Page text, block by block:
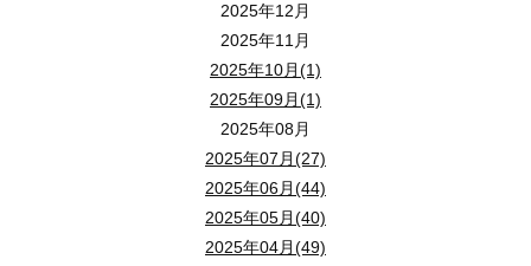
2025年12月
2025年11月
2025年10月(1)
2025年09月(1)
2025年08月
2025年07月(27)
2025年06月(44)
2025年05月(40)
2025年04月(49)